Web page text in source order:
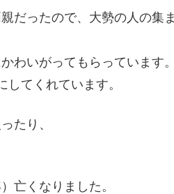
だったので、大勢の人の集
わいがってもらっています。
てくれています。
たり、
亡くなりました。